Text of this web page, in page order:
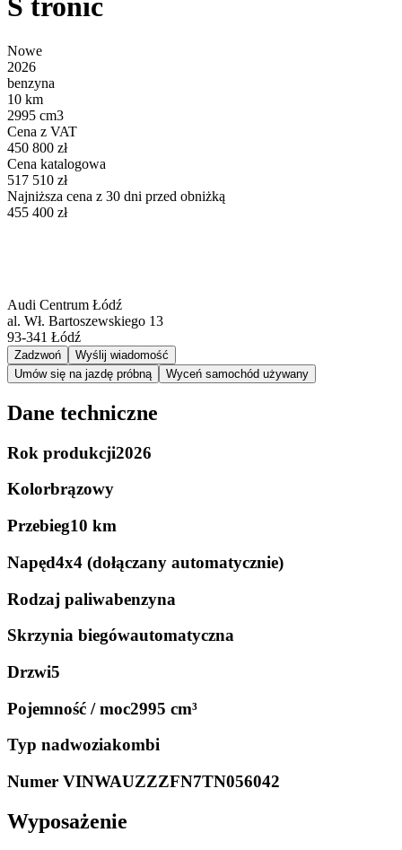
S tronic
Nowe
2026
benzyna
10 km
2995 cm3
Cena z VAT
450 800 zł
Cena katalogowa
517 510 zł
Najniższa cena z 30 dni przed obniżką
455 400 zł
Audi Centrum Łódź
al. Wł. Bartoszewskiego 13
93-341 Łódź
Zadzwoń
Wyślij wiadomość
Umów się na jazdę próbną
Wyceń samochód używany
Dane techniczne
Rok produkcji2026
Kolorbrązowy
Przebieg10 km
Napęd4x4 (dołączany automatycznie)
Rodzaj paliwabenzyna
Skrzynia biegówautomatyczna
Drzwi5
Pojemność / moc2995 cm³
Typ nadwoziakombi
Numer VINWAUZZZFN7TN056042
Wyposażenie